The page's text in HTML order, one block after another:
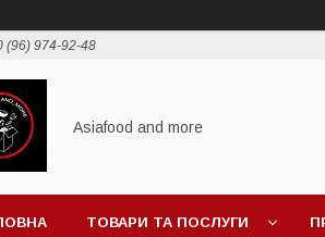
(96) 974-92-48
Asiafood and more
ТОВАРИ ТА ПОСЛУГИ